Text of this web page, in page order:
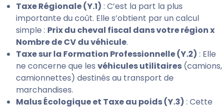
Taxe Régionale (Y.1) : C’est la part la plus
importante du coût. Elle s’obtient par un calcul
simple : Prix du cheval fiscal dans votre région x
Nombre de CV du véhicule.
Taxe sur la Formation Professionnelle (Y.2) : Elle
ne concerne que les véhicules utilitaires (camions,
camionnettes) destinés au transport de
marchandises.
Malus Écologique et Taxe au poids (Y.3) : Cette